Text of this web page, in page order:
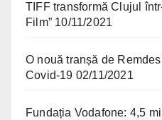
TIFF transformă Clujul
Film” 10/11/2021
O nouă tranșă de
Covid-19 02/11/2021
Fundația Vodafone: 4,5